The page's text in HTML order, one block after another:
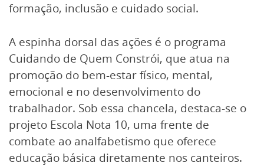
formação, inclusão e cuidado social.
A espinha dorsal das ações é o programa
Cuidando de Quem Constrói, que atua na
promoção do bem-estar físico, mental,
emocional e no desenvolvimento do
trabalhador. Sob essa chancela, destaca-se o
projeto Escola Nota 10, uma frente de
combate ao analfabetismo que oferece
educação básica diretamente nos canteiros.